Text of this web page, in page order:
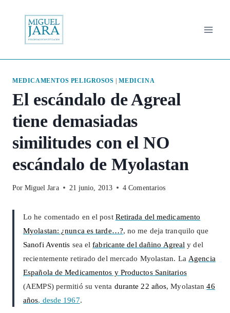
contenido
MEDICAMENTOS PELIGROSOS |MEDICINA
El escándalo de Agreal
tiene demasiadas
similitudes con el NO
escándalo de Myolastan
Por Miguel Jara 21 junio, 2013 4 Comentarios
Lo he comentado en el post Retirada del medicamento
Myolastan: ¿nunca es tarde…?, no me deja tranquilo que
Sanofi Aventis sea elfabricante del dañino Agreal y del
recientemente retirado del mercado Myolastan. La Agencia
Española de Medicamentos y Productos Sanitarios
(AEMPS) permitió su venta durante 22 años, Myolastan46
años, desde 1967.